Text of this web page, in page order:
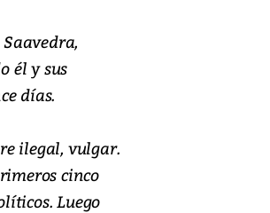
él y sus
días.
ilegal, vulgar.
cinco
Luego